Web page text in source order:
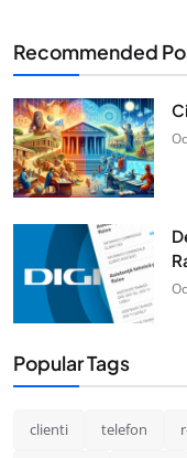
Recommended
Popular Tags
clienti telefon